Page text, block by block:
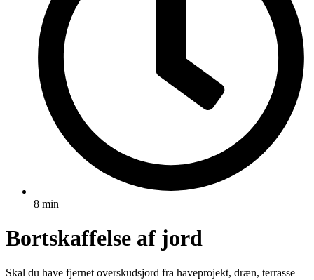
8 min
Bortskaffelse af jord
Skal du have fjernet overskudsjord fra haveprojekt, dræn, terrasse